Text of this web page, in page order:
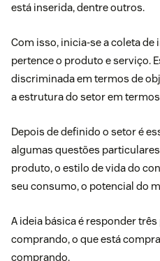
está inserida, dentre outros.
Com isso, inicia-se a coleta
pertence o produto e serviço.
discriminada em termos de
a estrutura do setor em
Depois de definido o setor é
algumas questões
produto, o estilo de vida do
seu consumo, o potencial do
A ideia básica é responder
comprando, o que está
comprando.